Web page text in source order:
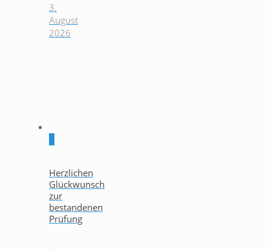
3.
August
2026
Herzlichen
Glückwunsch
zur
bestandenen
Prüfung